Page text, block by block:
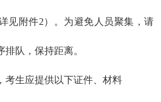
见附件2）。为避免人员聚集，请
队，保持距离。
考生应提供以下证件、材料